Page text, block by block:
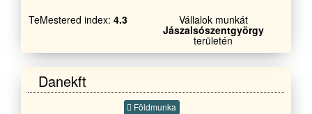
TeMestered index: 4.3 Vállalok munkát
Jászalsószentgyörgy
területén
Danekft
Földmunka